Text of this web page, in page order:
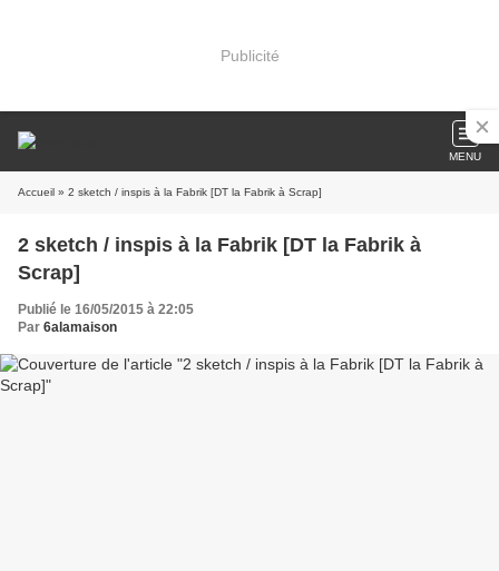
Publicité
MENU
Accueil » 2 sketch / inspis à la Fabrik [DT la Fabrik à Scrap]
2 sketch / inspis à la Fabrik [DT la Fabrik à
Scrap]
Publié le 16/05/2015 à 22:05
Par 6alamaison